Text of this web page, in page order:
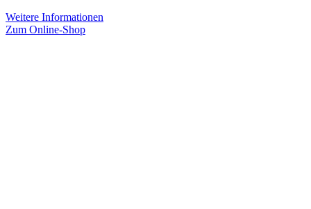
Weitere Informationen
Zum Online-Shop